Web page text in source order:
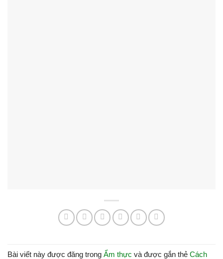
Bài viết này được đăng trong Ẩm thực và được gắn thẻ Cách